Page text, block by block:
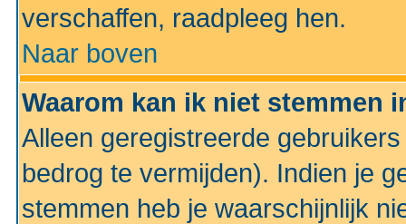
verschaffen, raadpleeg hen.
Naar boven
Waarom kan ik niet stemmen
Alleen geregistreerde
bedrog te vermijden). Indien je
stemmen heb je waarschijnlijk